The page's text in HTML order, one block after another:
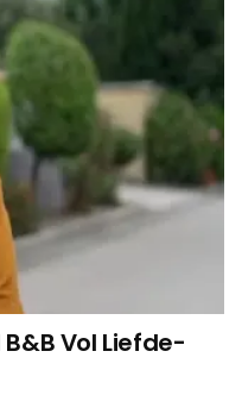
Vol Liefde-